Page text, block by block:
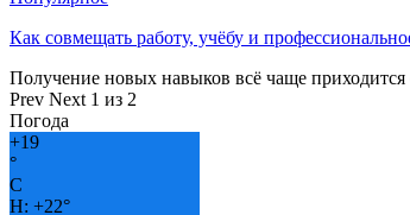
Как совмещать работу, учёбу и
Получение новых навыков всё чаще
Prev Next 1 из 2
Погода
+19
°
C
H: +22°